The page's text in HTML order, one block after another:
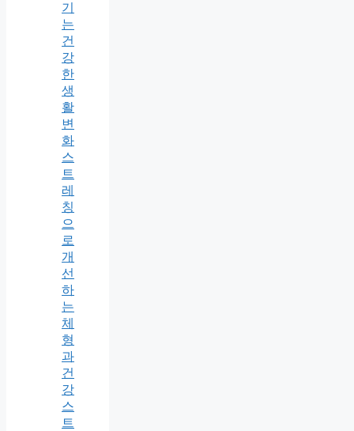
기
는
건
강
한
생
활
변
화
스
트
레
칭
으
로
개
선
하
는
체
형
과
건
강
스
트